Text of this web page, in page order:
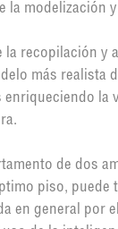
la modelización
la recopilación y
más realista
la
de dos
piso, puede
en general por